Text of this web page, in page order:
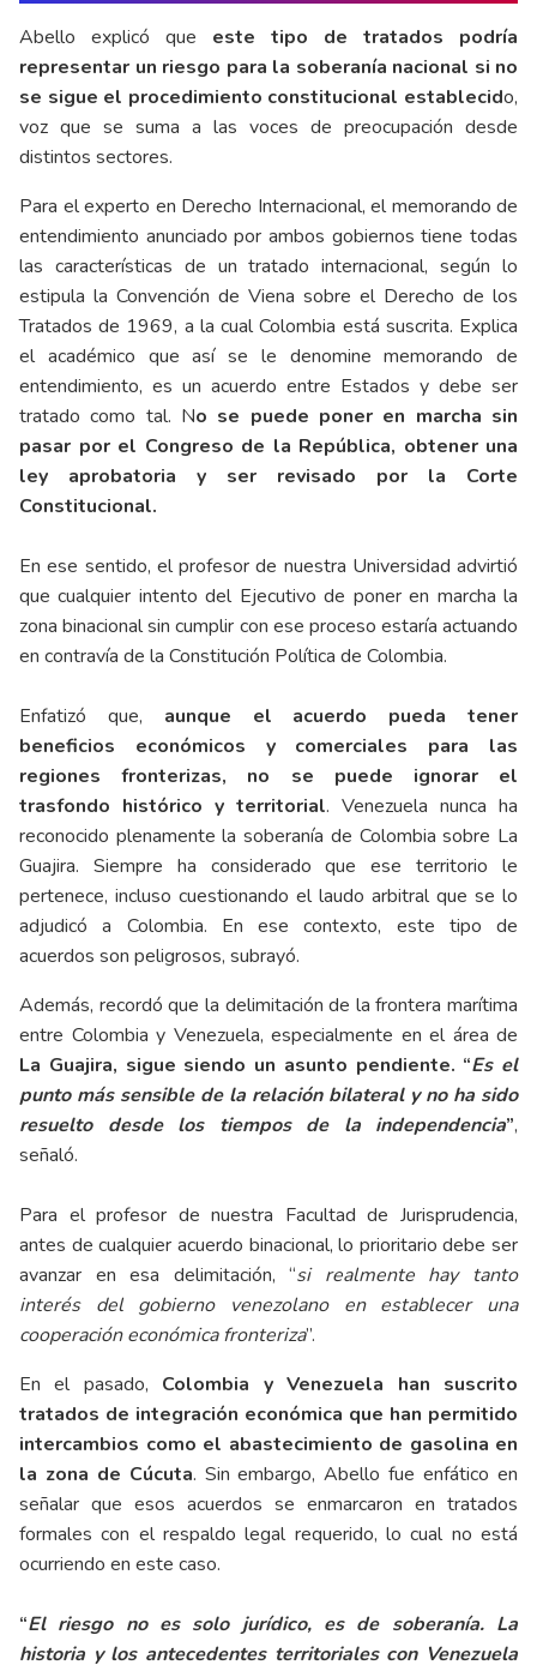
Abello explicó que este tipo de tratados podría
representar un riesgo para la soberanía nacional si no
se sigue el procedimiento constitucional establecido,
voz que se suma a las voces de preocupación desde
distintos sectores.
Para el experto en Derecho Internacional, el memorando de
entendimiento anunciado por ambos gobiernos tiene todas
las características de un tratado internacional, según lo
estipula la Convención de Viena sobre el Derecho de los
Tratados de 1969, a la cual Colombia está suscrita. Explica
el académico que así se le denomine memorando de
entendimiento, es un acuerdo entre Estados y debe ser
tratado como tal. No se puede poner en marcha sin
pasar por el Congreso de la República, obtener una
ley aprobatoria y ser revisado por la Corte
Constitucional.
En ese sentido, el profesor de nuestra Universidad advirtió
que cualquier intento del Ejecutivo de poner en marcha la
zona binacional sin cumplir con ese proceso estaría actuando
en contravía de la Constitución Política de Colombia.
Enfatizó que, aunque el acuerdo pueda tener
beneficios económicos y comerciales para las
regiones fronterizas, no se puede ignorar el
trasfondo histórico y territorial. Venezuela nunca ha
reconocido plenamente la soberanía de Colombia sobre La
Guajira. Siempre ha considerado que ese territorio le
pertenece, incluso cuestionando el laudo arbitral que se lo
adjudicó a Colombia. En ese contexto, este tipo de
acuerdos son peligrosos, subrayó.
Además, recordó que la delimitación de la frontera marítima
entre Colombia y Venezuela, especialmente en el área de
La Guajira, sigue siendo un asunto pendiente. “Es el
punto más sensible de la relación bilateral y no ha sido
resuelto desde los tiempos de la independencia”,
señaló.
Para el profesor de nuestra Facultad de Jurisprudencia,
antes de cualquier acuerdo binacional, lo prioritario debe ser
avanzar en esa delimitación, “si realmente hay tanto
interés del gobierno venezolano en establecer una
cooperación económica fronteriza”.
En el pasado, Colombia y Venezuela han suscrito
tratados de integración económica que han permitido
intercambios como el abastecimiento de gasolina en
la zona de Cúcuta. Sin embargo, Abello fue enfático en
señalar que esos acuerdos se enmarcaron en tratados
formales con el respaldo legal requerido, lo cual no está
ocurriendo en este caso.
“El riesgo no es solo jurídico, es de soberanía. La
historia y los antecedentes territoriales con Venezuela